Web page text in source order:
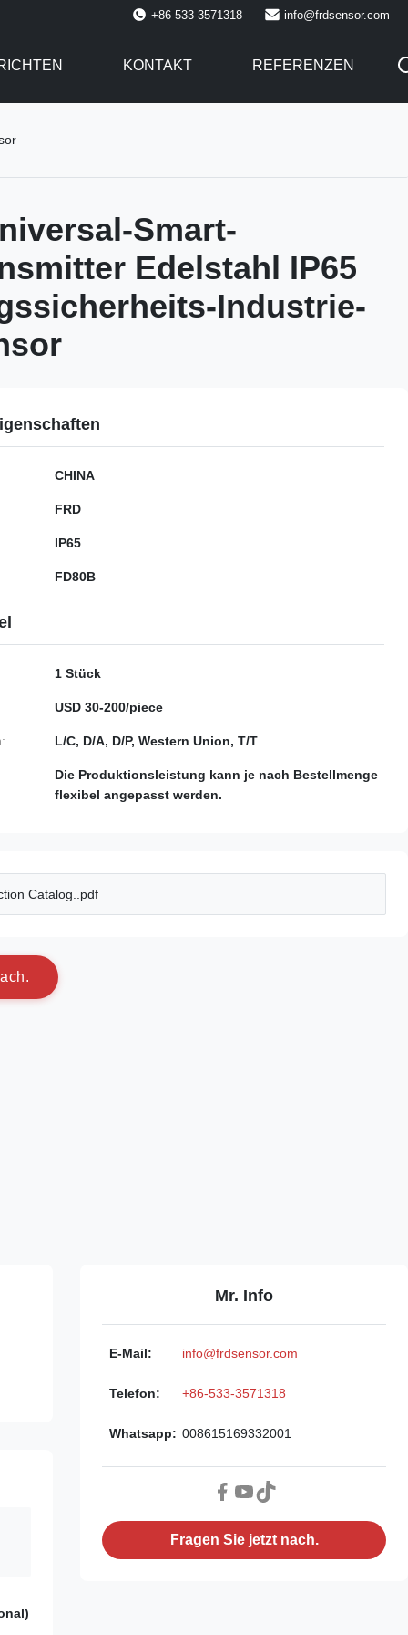
+86-533-3571318 info@frdsensor.com
KONTAKT REFERENZEN
Smart-
Edelstahl IP65
Industrie-
CHINA
FRD
IP65
FD80B
1 Stück
USD 30-200/piece
L/C, D/A, D/P, Western Union, T/T
Die Produktionsleistung kann je nach Bestellmenge
flexibel angepasst werden.
Catalog..pdf
ach.
Mr. Info
E-Mail: info@frdsensor.com
Telefon: +86-533-3571318
Whatsapp: 008615169332001
Fragen Sie jetzt nach.